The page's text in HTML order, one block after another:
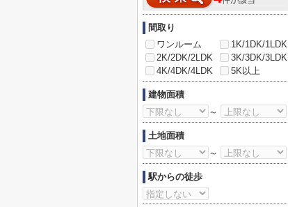
間取り
ワンルーム
1K/1DK/1LDK
2K/2DK/2LDK
3K/3DK/3LDK
4K/4DK/4LDK
5K以上
建物面積
～
土地面積
～
駅からの徒歩